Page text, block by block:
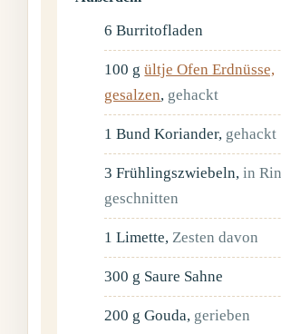
6 Burritofladen
100 g ültje Ofen Erdnüsse,
gesalzen, gehackt
1 Bund Koriander, gehackt
3 Frühlingszwiebeln,in
geschnitten
1 Limette,Zesten davon
300 g Saure Sahne
200 g Gouda, gerieben